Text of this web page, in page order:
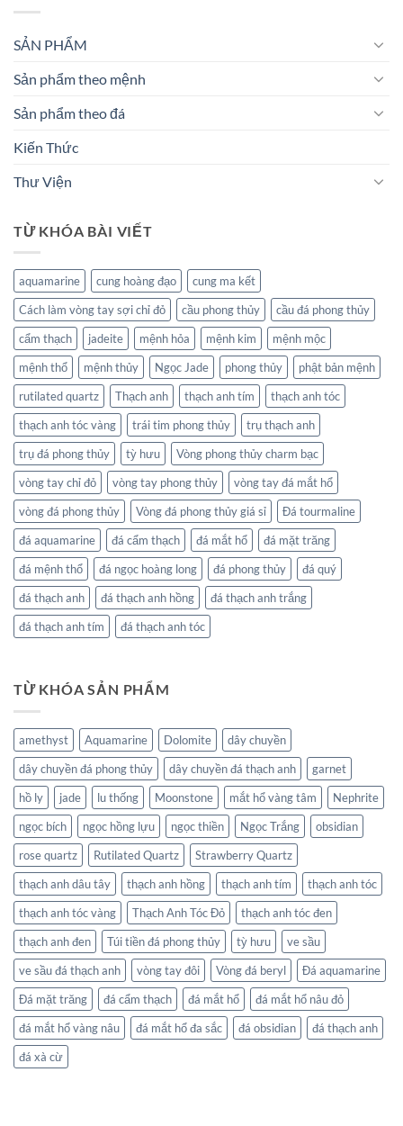
SẢN PHẨM
Sản phẩm theo mệnh
Sản phẩm theo đá
Kiến Thức
Thư Viện
TỪ KHÓA BÀI VIẾT
aquamarine cung hoàng đạo
cung ma kết
Cách làm vòng tay sợi chỉ đỏ
cầu phong thủy
cầu đá phong thủy
cẩm thạch
jadeite mệnh hỏa mệnh kim
mệnh mộc
mệnh thổ
mệnh thủy Ngọc Jade phong thủy
phật bản mệnh
rutilated quartz
Thạch anh thạch anh tím
thạch anh tóc
thạch anh tóc vàng
trái tim phong thủy
trụ thạch anh
trụ đá phong thủy
tỳ hưu
Vòng phong thủy charm bạc
vòng tay chỉ đỏ
vòng tay phong thủy
vòng tay đá mắt hổ
vòng đá phong thủy
Vòng đá phong thủy giá sỉ
Đá tourmaline
đá aquamarine
đá cẩm thạch đá mắt hổ
đá mặt trăng
đá mệnh thổ
đá ngọc hoàng long đá phong thủy
đá quý
đá thạch anh
đá thạch anh hồng
đá thạch anh trắng
đá thạch anh tím
đá thạch anh tóc
TỪ KHÓA SẢN PHẨM
amethyst Aquamarine Dolomite
dây chuyền
dây chuyền đá phong thủy
dây chuyền đá thạch anh
garnet
hồ ly
jade lu thống Moonstone mắt hổ vàng tâm
Nephrite
ngọc bích
ngọc hồng lựu ngọc thiền Ngọc Trắng
obsidian
rose quartz
Rutilated Quartz
Strawberry Quartz
thạch anh dâu tây
thạch anh hồng thạch anh tím
thạch anh tóc
thạch anh tóc vàng
Thạch Anh Tóc Đỏ
thạch anh tóc đen
thạch anh đen
Túi tiền đá phong thủy tỳ hưu
ve sầu
ve sầu đá thạch anh
vòng tay đôi Vòng đá beryl
Đá aquamarine
Đá mặt trăng
đá cẩm thạch đá mắt hổ
đá mắt hổ nâu đỏ
đá mắt hổ vàng nâu
đá mắt hổ đa sắc đá obsidian
đá thạch anh
đá xà cừ